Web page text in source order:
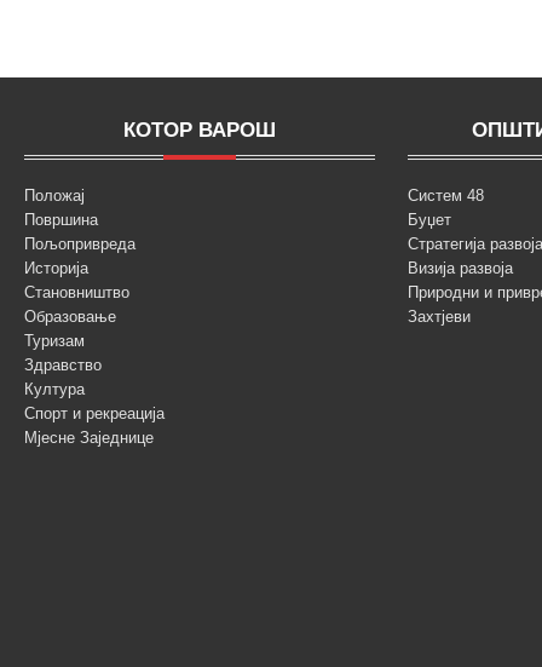
КОТОР ВАРОШ
Положај
Површина
Пољопривреда
Историја
Становништво
Образовање
Туризам
Здравство
Култура
Спорт и рекреација
Мјесне Заједнице
Систем 48
Буџет
Стратегија
Визија развоја
Природни и
Захтјеви